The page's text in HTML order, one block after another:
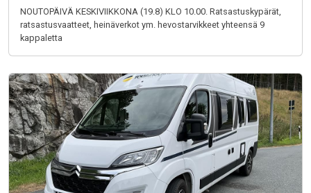
NOUTOPÄIVÄ KESKIVIIKKONA (19.8) KLO 10.00. Ratsastuskypärät,
ratsastusvaatteet, heinäverkot ym. hevostarvikkeet yhteensä 9
kappaletta